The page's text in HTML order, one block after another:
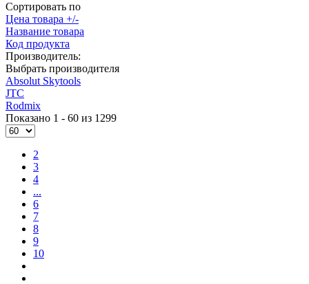
Сортировать по
Цена товара +/-
Название товара
Код продукта
Производитель:
Выбрать производителя
Absolut Skytools
JTC
Rodmix
Показано 1 - 60 из 1299
2
3
4
...
6
7
8
9
10